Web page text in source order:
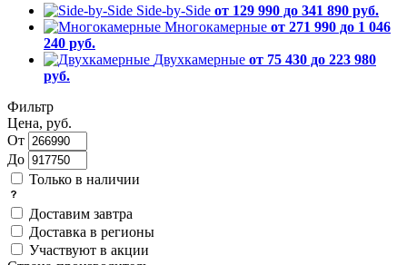
Side-by-Side от 129 990 до 341 890 руб.
Многокамерные от 271 990 до 1 046
240 руб.
Двухкамерные от 75 430 до 223 980
руб.
Фильтр
Цена, руб.
От
До
Только в наличии
Доставим завтра
Доставка в регионы
Участвуют в акции